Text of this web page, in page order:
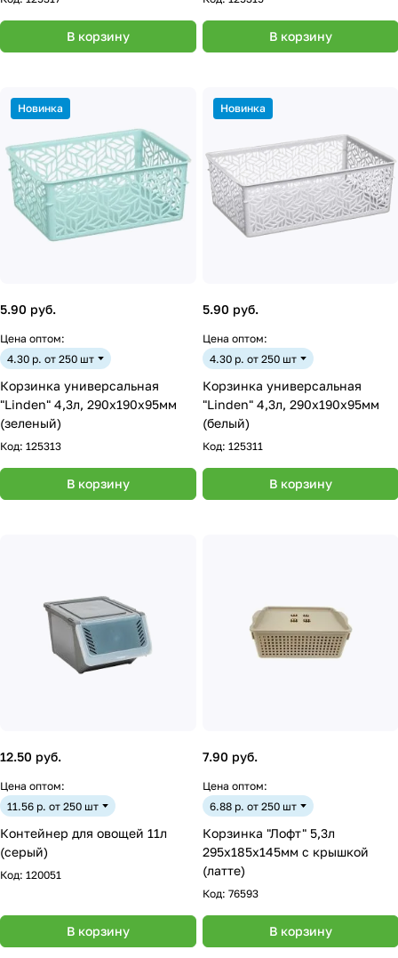
В корзину В корзину
Новинка
5.90 руб.
Цена оптом:
4.30 р. от 250 шт
Корзинка универсальная
"Linden" 4,3л, 290х190х95мм
(зеленый)
Код: 125313
В корзину
Новинка
5.90 руб.
Цена оптом:
4.30 р. от 250 шт
Корзинка универсальная
"Linden" 4,3л, 290х190х95мм
(белый)
Код: 125311
В корзину
12.50 руб.
Цена оптом:
11.56 р. от 250 шт
Контейнер для овощей 11л
(серый)
Код: 120051
В корзину
7.90 руб.
Цена оптом:
6.88 р. от 250 шт
Корзинка "Лофт" 5,3л
295х185х145мм с крышкой
(латте)
Код: 76593
В корзину